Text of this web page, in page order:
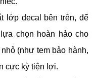
lớp decal bên trên, để
chọn hoàn hảo cho
(như tem bảo hành,
cực kỳ tiện lợi.